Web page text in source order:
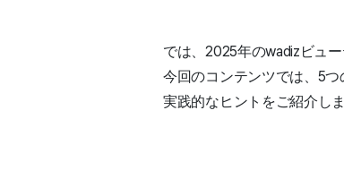
では、2025年のwadizビュ
今回のコンテンツでは、5
実践的なヒントをご紹介し